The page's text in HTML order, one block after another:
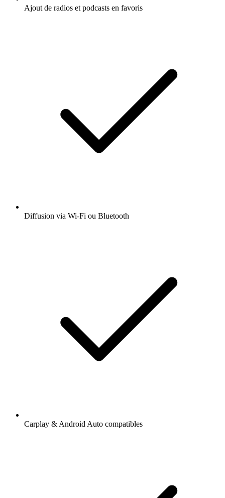
Ajout de radios et podcasts en favoris
Diffusion via Wi-Fi ou Bluetooth
Carplay & Android Auto compatibles